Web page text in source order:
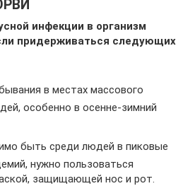
инфекции в организм
придерживаться следующих
в местах массового
особенно в осенне-зимний
быть среди людей в пиковые
нужно пользоваться
защищающей нос и рот.